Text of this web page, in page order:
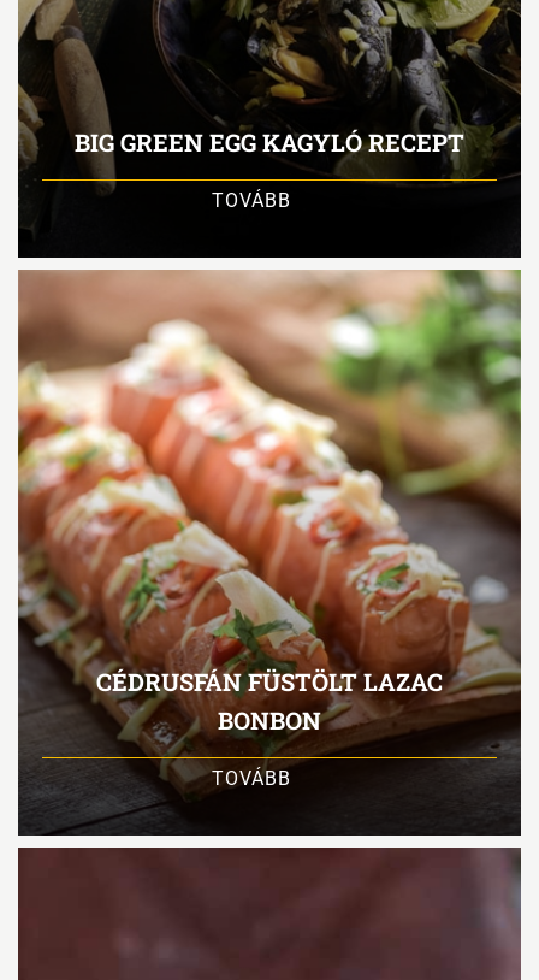
BIG GREEN EGG KAGYLÓ RECEPT
TOVÁBB
CÉDRUSFÁN FÜSTÖLT LAZAC
BONBON
TOVÁBB